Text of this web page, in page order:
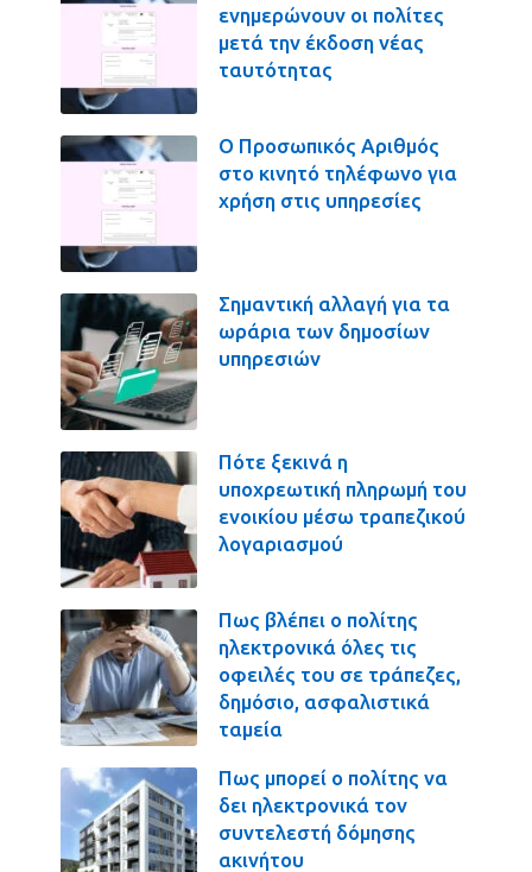
ενημερώνουν οι πολίτες
μετά την έκδοση νέας
ταυτότητας
Ο Προσωπικός Αριθμός
στο κινητό τηλέφωνο για
χρήση στις υπηρεσίες
Σημαντική αλλαγή για τα
ωράρια των δημοσίων
υπηρεσιών
Πότε ξεκινά η
υποχρεωτική πληρωμή του
ενοικίου μέσω τραπεζικού
λογαριασμού
Πως βλέπει ο πολίτης
ηλεκτρονικά όλες τις
οφειλές του σε τράπεζες,
δημόσιο, ασφαλιστικά
ταμεία
Πως μπορεί ο πολίτης να
δει ηλεκτρονικά τον
συντελεστή δόμησης
ακινήτου